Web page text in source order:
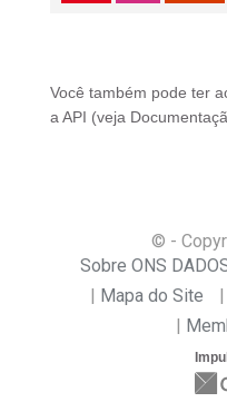
Você também pode ter
a API (veja
© -
Sobre ONS
Mapa do Site